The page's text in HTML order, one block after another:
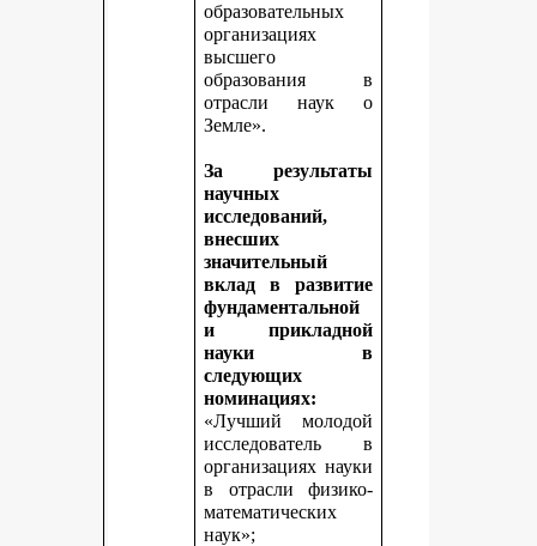
образовательных
организациях
высшего
образования в
отрасли наук о
Земле».
За результаты
научных
исследований,
внесших
значительный
вклад в развитие
фундаментальной
и прикладной
науки в
следующих
номинациях:
«Лучший молодой
исследователь в
организациях науки
в отрасли физико-
математических
наук»;